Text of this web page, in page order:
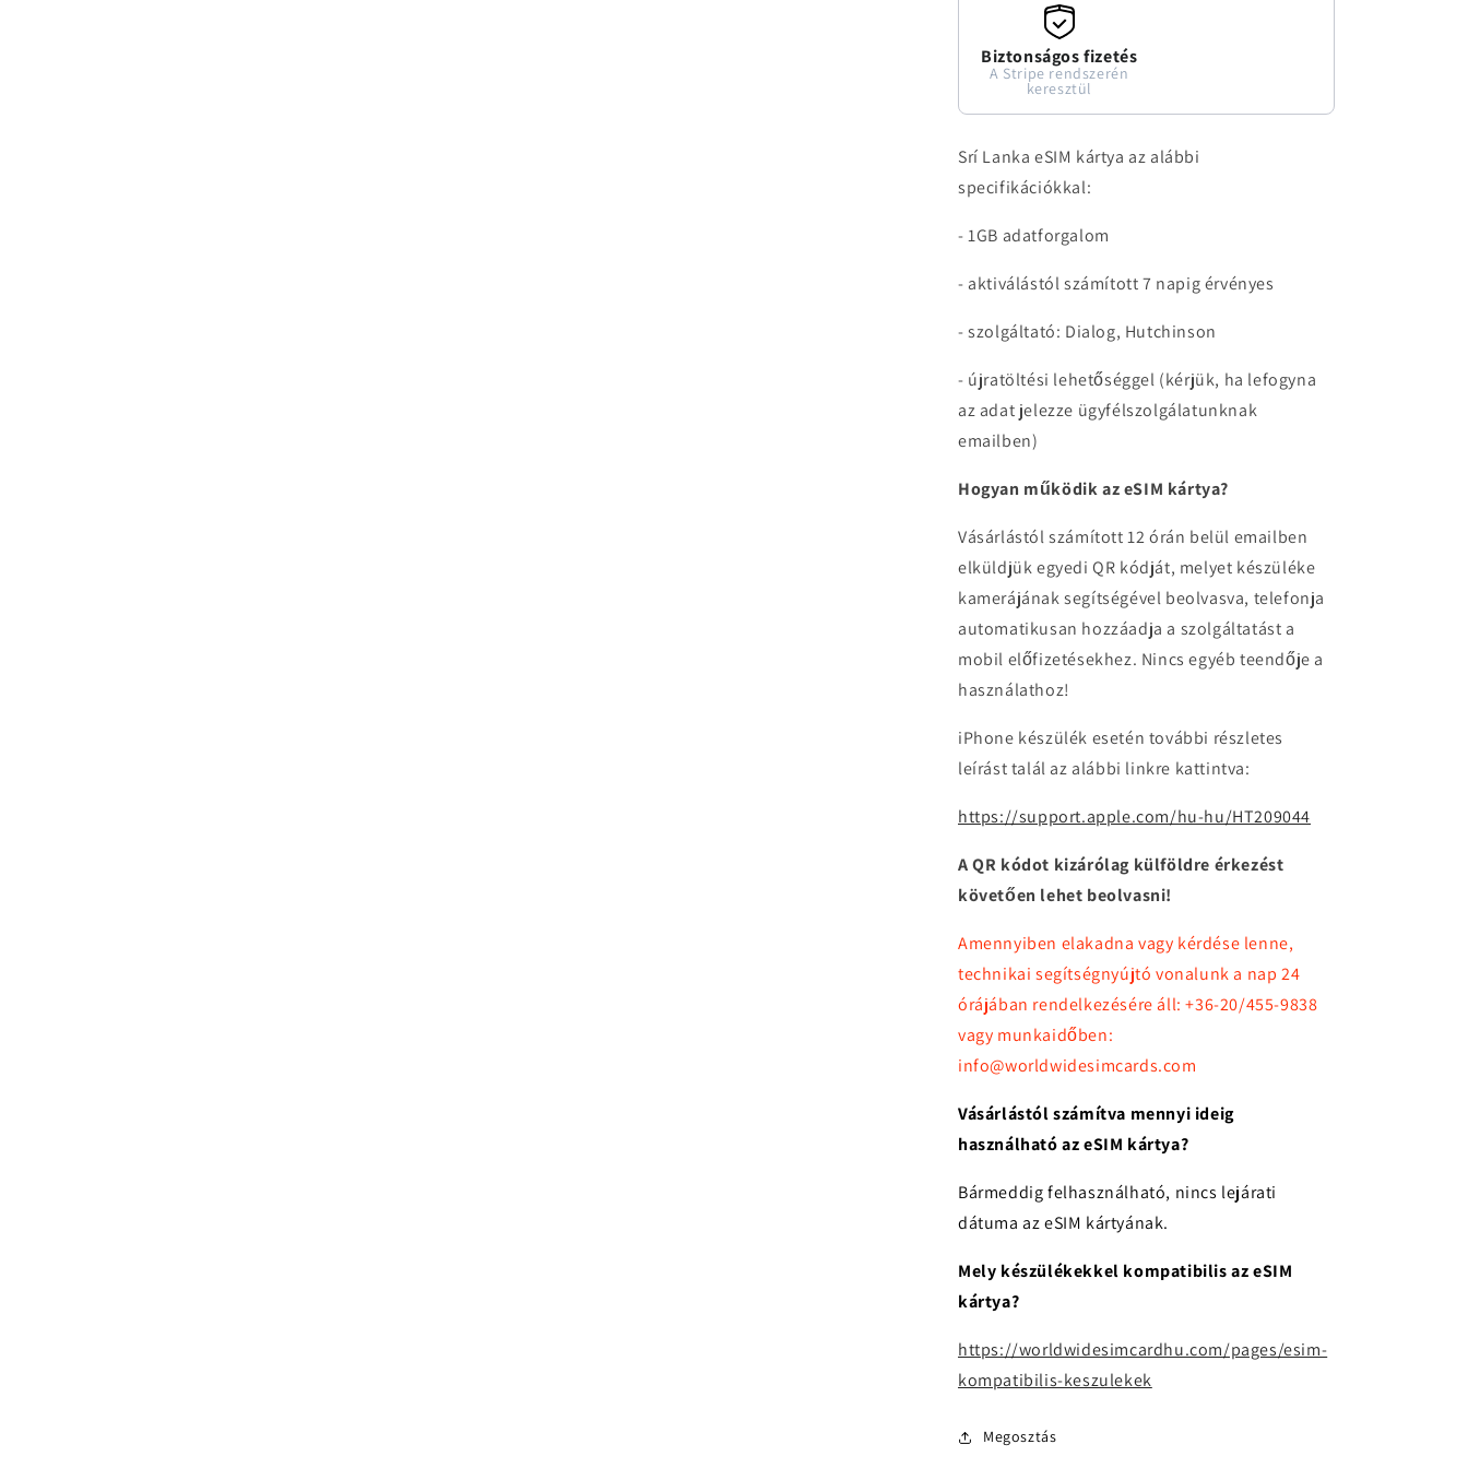
Biztonságos fizetés
A Stripe rendszerén
keresztül
Srí Lanka eSIM kártya az alábbi
specifikációkkal:
- 1GB adatforgalom
- aktiválástól számított 7 napig érvényes
- szolgáltató: Dialog, Hutchinson
- újratöltési lehetőséggel (kérjük, ha lefogyna
az adat jelezze ügyfélszolgálatunknak
emailben)
Hogyan működik az eSIM kártya?
Vásárlástól számított 12 órán belül emailben
elküldjük egyedi QR kódját, melyet készüléke
kamerájának segítségével beolvasva, telefonja
automatikusan hozzáadja a szolgáltatást a
mobil előfizetésekhez. Nincs egyéb teendője a
használathoz!
iPhone készülék esetén további részletes
leírást talál az alábbi linkre kattintva:
https://support.apple.com/hu-hu/HT209044
A QR kódot kizárólag külföldre érkezést
követően lehet beolvasni!
Amennyiben elakadna vagy kérdése lenne,
technikai segítségnyújtó vonalunk a nap 24
órájában rendelkezésére áll: +36-20/455-9838
vagy munkaidőben:
info@worldwidesimcards.com
Vásárlástól számítva mennyi ideig
használható az eSIM kártya?
Bármeddig felhasználható, nincs lejárati
dátuma az eSIM kártyának.
Mely készülékekkel kompatibilis az eSIM
kártya?
https://worldwidesimcardhu.com/pages/esim-
kompatibilis-keszulekek
Megosztás